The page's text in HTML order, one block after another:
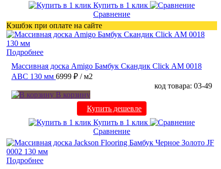
Купить в 1 клик
Сравнение
Кэшбэк при оплате на сайте
Подробнее
Массивная доска Amigo Бамбук Скандик Click АМ 0018
ABC 130 мм 6999 ₽ / м2
код товара: 03-49
В корзину
Купить дешевле
Купить в 1 клик
Сравнение
Подробнее